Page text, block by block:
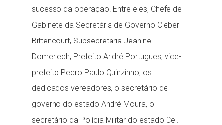
sucesso da operação. Entre eles, Chefe de
Gabinete da Secretária de Governo Cleber
Bittencourt, Subsecretaria Jeanine
Domenech, Prefeito André Portugues, vice-
prefeito Pedro Paulo Quinzinho, os
dedicados vereadores, o secretário de
governo do estado André Moura, o
secretário da Polícia Militar do estado Cel.